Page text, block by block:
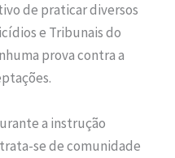
de praticar diversos
e Tribunais do
prova contra a
a instrução
se de comunidade